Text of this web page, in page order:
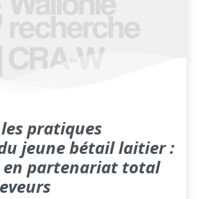
pratiques
jeune bétail laitier :
en partenariat total